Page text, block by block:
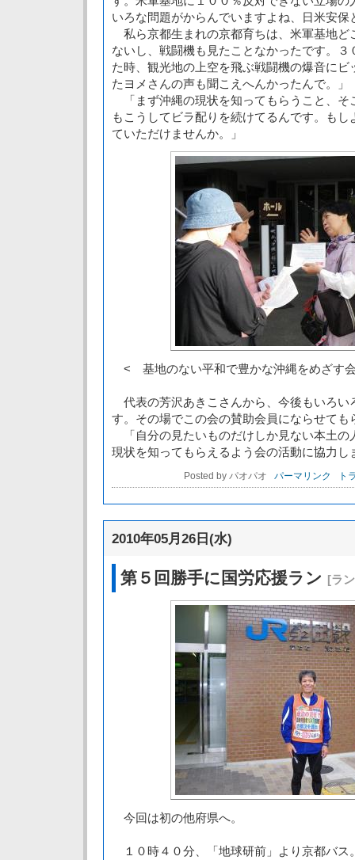
いろな問題がからんでいますよね、日米安保
私ら京都生まれの京都育ちは、米軍基地ど
ないし、戦闘機も見たことなかったです。
た時、観光地の上空を飛ぶ戦闘機の爆音に
たヨメさんの声も聞こえへんかったんで。」
「まず沖縄の現状を知ってもらうこと、そ
もこうしてビラ配りを続けてるんです。も
ていただけませんか。」
< 基地のない平和で豊かな沖縄をめざ
代表の芳沢あきこさんから、今後もいろい
す。その場でこの会の賛助会員にならせても
「自分の見たいものだけしか見ない本土の
現状を知ってもらえるよう会の活動に協力し
Posted by パオパオ パーマリンク ト
2010年05月26日(水)
第５回勝手に国労応援ラン [ラ
今回は初の他府県へ。
１０時４０分、「地球研前」より京都バス